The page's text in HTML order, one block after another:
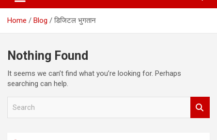
Home Blog डिजिटल भुगतान
Nothing Found
It seems we can’t find what you’re looking for. Perhaps
searching can help.